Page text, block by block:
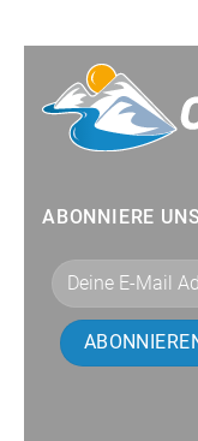
ABONNIERE